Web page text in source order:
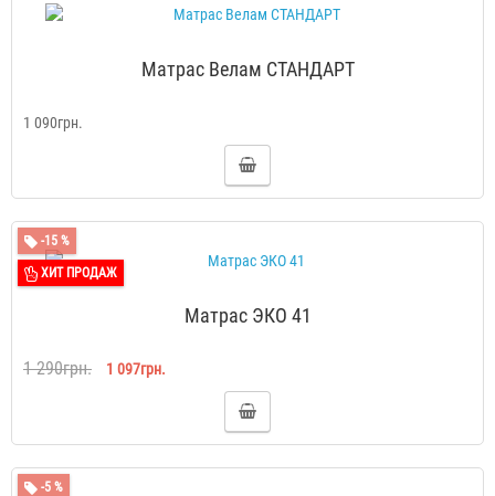
Матрас Велам СТАНДАРТ
1 090грн.
-15 %
ХИТ ПРОДАЖ
Матрас ЭКО 41
1 290грн. 1 097грн.
-5 %